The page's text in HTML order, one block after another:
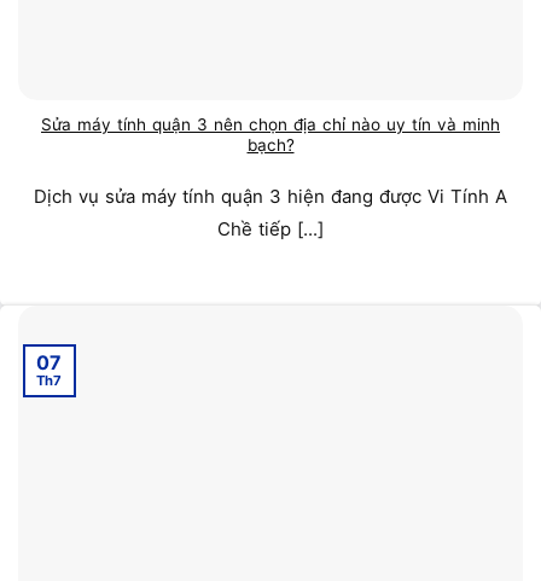
Sửa máy tính quận 3 nên chọn địa chỉ nào uy tín và minh
bạch?
Dịch vụ sửa máy tính quận 3 hiện đang được Vi Tính A
Chề tiếp [...]
07
Th7